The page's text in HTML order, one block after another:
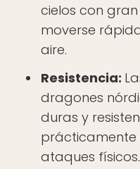
cielos con
moverse
aire.
Resistencia:
dragones
duras y
prácticamente
ataques físicos.